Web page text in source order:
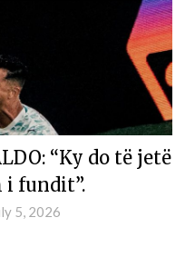
“Ky do të jetë
i fundit”.
5, 2026